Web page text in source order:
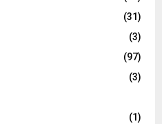
(31)
(3)
(97)
(3)
(1)